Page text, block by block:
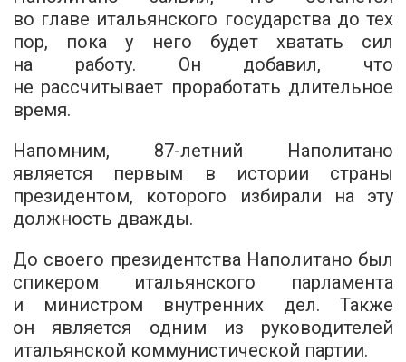
во главе итальянского государства до тех
пор, пока у него будет хватать сил
на работу. Он добавил, что
не рассчитывает проработать длительное
время.
Напомним, 87-летний Наполитано
является первым в истории страны
президентом, которого избирали на эту
должность дважды.
До своего президентства Наполитано был
спикером итальянского парламента
и министром внутренних дел. Также
он является одним из руководителей
итальянской коммунистической партии.